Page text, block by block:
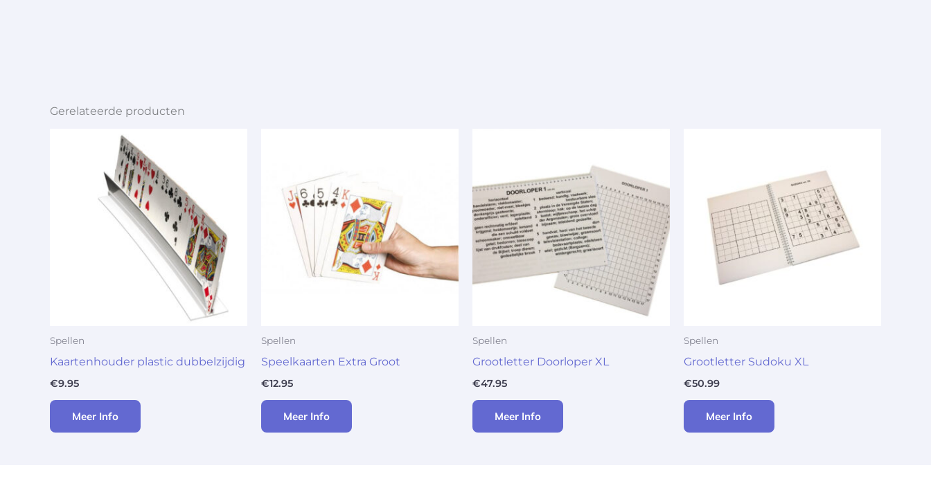
Gerelateerde producten
Spellen
Kaartenhouder plastic dubbelzijdig
€9.95
Meer Info
Spellen
Speelkaarten Extra Groot
€12.95
Meer Info
Spellen
Grootletter Doorloper XL
€47.95
Meer Info
Spellen
Grootletter Sudoku XL
€50.99
Meer Info